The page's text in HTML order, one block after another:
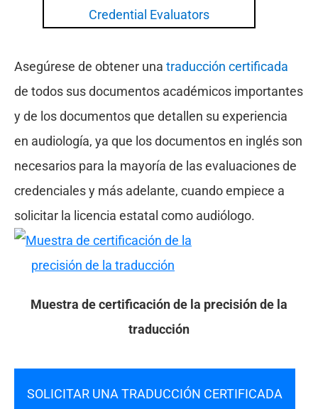
Asegúrese de obtener una traducción certificada
de todos sus documentos académicos importantes
y de los documentos que detallen su experiencia
en audiología, ya que los documentos en inglés son
necesarios para la mayoría de las evaluaciones de
credenciales y más adelante, cuando empiece a
solicitar la licencia estatal como audiólogo.
Muestra de certificación de la precisión de la
traducción
SOLICITAR UNA TRADUCCIÓN CERTIFICADA